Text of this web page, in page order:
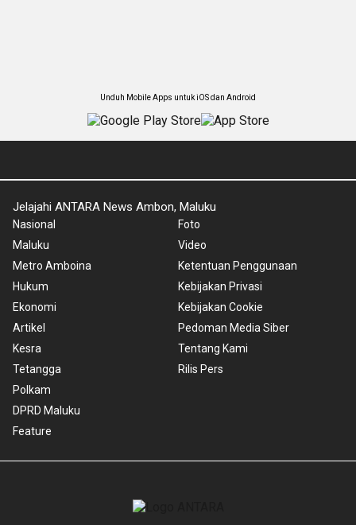
Unduh Mobile Apps untuk iOS dan Android
Jelajahi ANTARA News Ambon, Maluku
Nasional
Maluku
Metro Amboina
Hukum
Ekonomi
Artikel
Kesra
Tetangga
Polkam
DPRD Maluku
Feature
Foto
Video
Ketentuan Penggunaan
Kebijakan Privasi
Kebijakan Cookie
Pedoman Media Siber
Tentang Kami
Rilis Pers